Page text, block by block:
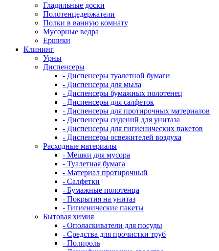
Гладильные доски
Полотенцедержатели
Полки в ванную комнату
Мусорные ведра
Ершики
Клининг
Урны
Диспенсеры
- Диспенсеры туалетной бумаги
- Диспенсеры для мыла
- Диспенсеры бумажных полотенец
- Диспенсеры для салфеток
- Диспенсеры для протирочных материалов
- Диспенсеры сидений для унитаза
- Диспенсеры для гигиенических пакетов
- Диспенсеры освежителей воздуха
Расходные материалы
- Мешки для мусора
- Туалетная бумага
- Материал протирочный
- Салфетки
- Бумажные полотенца
- Покрытия на унитаз
- Гигиенические пакеты
Бытовая химия
- Ополаскиватели для посуды
- Средства для прочистки труб
- Полироль